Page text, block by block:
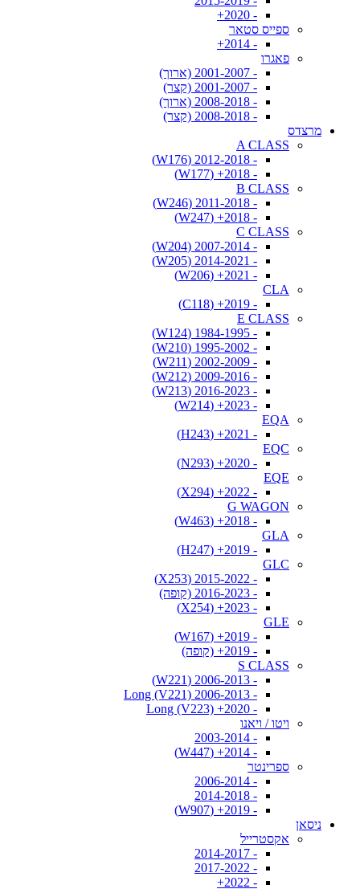
- 2020+
ספייס סטאר
- 2014+
פאגרו
- 2001-2007 (ארוך)
- 2001-2007 (קצר)
- 2008-2018 (ארוך)
- 2008-2018 (קצר)
מרצדס
A CLASS
- 2012-2018 (W176)
- 2018+ (W177)
B CLASS
- 2011-2018 (W246)
- 2018+ (W247)
C CLASS
- 2007-2014 (W204)
- 2014-2021 (W205)
- 2021+ (W206)
CLA
- 2019+ (C118)
E CLASS
- 1984-1995 (W124)
- 1995-2002 (W210)
- 2002-2009 (W211)
- 2009-2016 (W212)
- 2016-2023 (W213)
- 2023+ (W214)
EQA
- 2021+ (H243)
EQC
- 2020+ (N293)
EQE
- 2022+ (X294)
G WAGON
- 2018+ (W463)
GLA
- 2019+ (H247)
GLC
- 2015-2022 (X253)
- 2016-2023 (קופה)
- 2023+ (X254)
GLE
- 2019+ (W167)
- 2019+ (קופה)
S CLASS
- 2006-2013 (W221)
- 2006-2013 Long (V221)
- 2020+ Long (V223)
ויטו / ויאנו
- 2003-2014
- 2014+ (W447)
ספרינטר
- 2006-2014
- 2014-2018
- 2019+ (W907)
ניסאן
אקסטרייל
- 2014-2017
- 2017-2022
- 2022+